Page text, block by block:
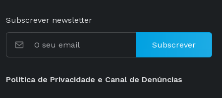
Subscrever newsletter
Subscrever
Política de Privacidade e Canal de Denúncias